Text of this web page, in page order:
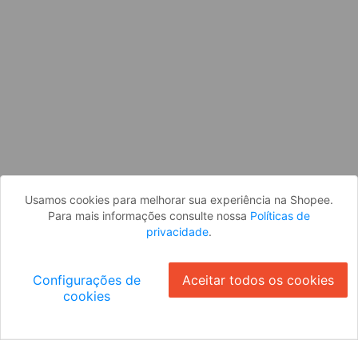
Usamos cookies para melhorar sua experiência na Shopee.
Para mais informações consulte nossa Políticas de
privacidade.
Configurações de
cookies
Aceitar todos os cookies